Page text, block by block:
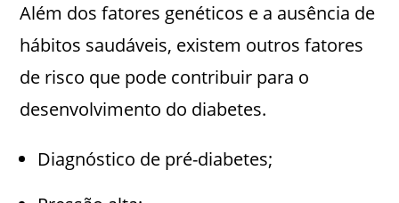
Além dos fatores genéticos e a ausência de
hábitos saudáveis, existem outros fatores
de risco que pode contribuir para o
desenvolvimento do diabetes.
Diagnóstico de pré-diabetes;